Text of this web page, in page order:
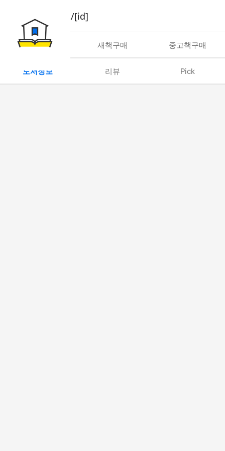
book/rent/[id]
대여 새책구매 중고책구매
도서정보 리뷰 Pick